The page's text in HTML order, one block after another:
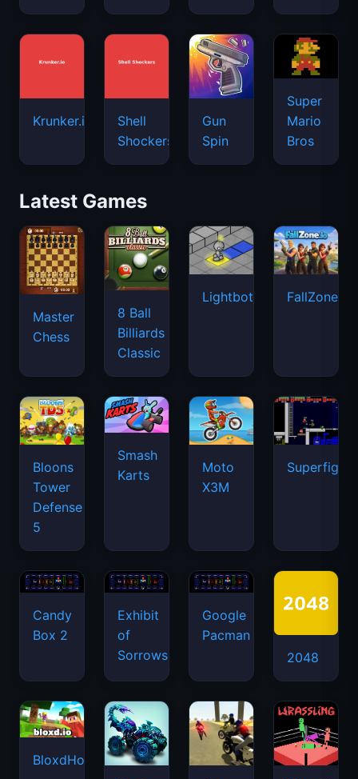
Krunker.io
Shell
Shockers
Gun
Spin
Super
Mario
Bros
Latest Games
Master
Chess
8 Ball
Billiards
Classic
Lightbot FallZone.io
Bloons
Tower
Defense
5
Smash
Karts
Moto
X3M
Candy
Box 2
Exhibit
of
Sorrows
Google
Pacman
2048
BloxdHop.io